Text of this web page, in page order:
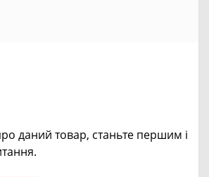
даний товар, станьте першим і